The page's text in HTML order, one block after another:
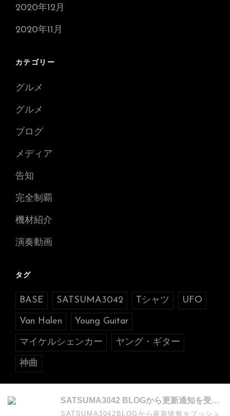
2020年12月
2020年11月
カテゴリー
グルメ
グルメ
ブログ
メディア
告知
完全制覇
機材紹介
演奏動画
タグ
BASE SATSUMA3042 Tシャツ UFO
Van Halen Young Guitar
マイケルシェンカー ヤング・ギター
神曲
SATSUMA3042 BLOGから更新通知を受け取る
SATSUMA3042BLOGから最新情報をプッシュ